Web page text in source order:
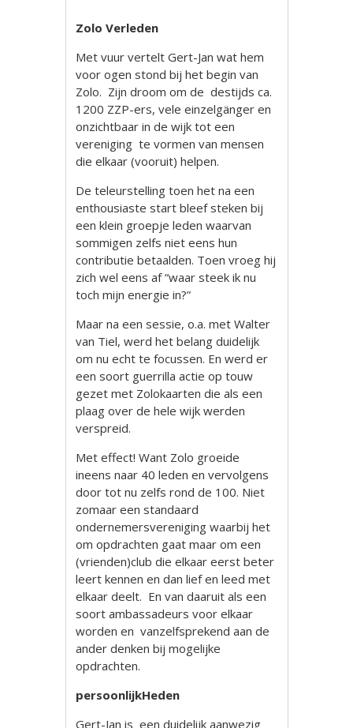
Zolo Verleden
Met vuur vertelt Gert-Jan wat hem
voor ogen stond bij het begin van
Zolo. Zijn droom om de destijds ca.
1200 ZZP-ers, vele einzelgänger en
onzichtbaar in de wijk tot een
vereniging te vormen van mensen
die elkaar (vooruit) helpen.
De teleurstelling toen het na een
enthousiaste start bleef steken bij
een klein groepje leden waarvan
sommigen zelfs niet eens hun
contributie betaalden. Toen vroeg hij
zich wel eens af “waar steek ik nu
toch mijn energie in?”
Maar na een sessie, o.a. met Walter
van Tiel, werd het belang duidelijk
om nu echt te focussen. En werd er
een soort guerrilla actie op touw
gezet met Zolokaarten die als een
plaag over de hele wijk werden
verspreid.
Met effect! Want Zolo groeide
ineens naar 40 leden en vervolgens
door tot nu zelfs rond de 100. Niet
zomaar een standaard
ondernemersvereniging waarbij het
om opdrachten gaat maar om een
(vrienden)club die elkaar eerst beter
leert kennen en dan lief en leed met
elkaar deelt. En van daaruit als een
soort ambassadeurs voor elkaar
worden en vanzelfsprekend aan de
ander denken bij mogelijke
opdrachten.
persoonlijkHeden
Gert-Jan is een duidelijk aanwezig